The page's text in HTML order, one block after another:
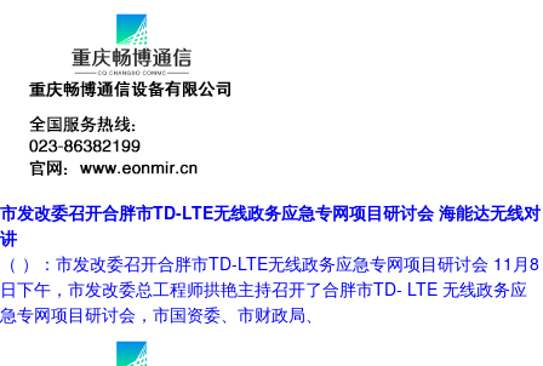
市发改委召开合胖市TD-LTE无线政务应急专网项目研讨会 海能达无线对
讲
（ ）：市发改委召开合胖市TD-LTE无线政务应急专网项目研讨会 11月8
日下午，市发改委总工程师拱艳主持召开了合胖市TD- LTE 无线政务应
急专网项目研讨会，市国资委、市财政局、